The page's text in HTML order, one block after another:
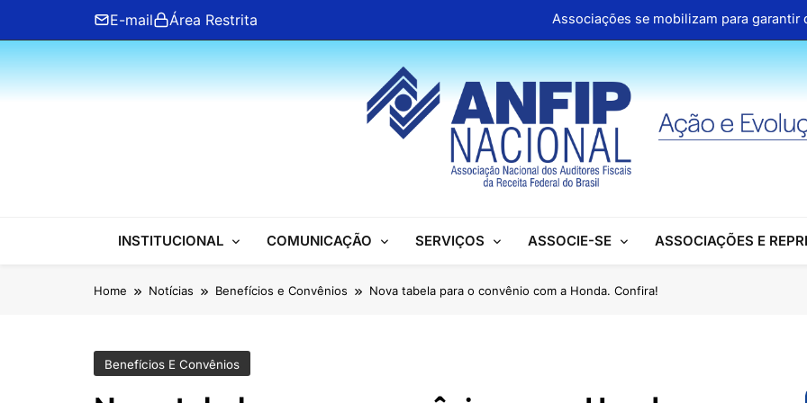
content
E-mail Área Restrita Associações se mobilizam para
ANFIP Nacional participa de
Cartilhas da Decipex estão
Associações se mobilizam para garantir
Cartilhas da Decipex estão
ANFIP Nacional
INSTITUCIONAL COMUNICAÇÃO SERVIÇOS ASSOCIE-SE ASSOCIAÇÕES E
Home Notícias Benefícios e Convênios Nova tabela para o convênio com a Honda. Confira!
Benefícios E Convênios